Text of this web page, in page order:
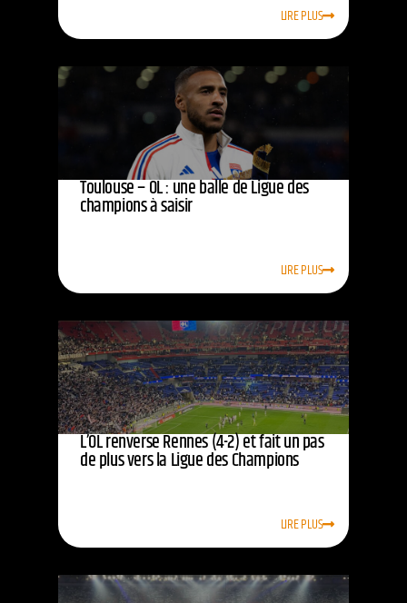
LIRE PLUS
Toulouse – OL : une balle de Ligue des
champions à saisir
LIRE PLUS
L’OL renverse Rennes (4-2) et fait un pas
de plus vers la Ligue des Champions
LIRE PLUS